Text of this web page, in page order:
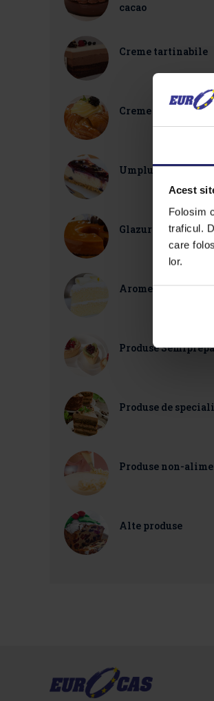
Acest
Folosim
traficul.
care
lor.
cacao
Creme tartinabile
Creme Rhapsody
Umpluturi de
Glazuri
Arome
Produse
Produse de
Produse non-
Alte produse